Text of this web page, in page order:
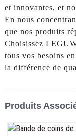
et innovantes, et
En nous
que nos produits
Choisissez
tous vos besoins
la différence de
Produits